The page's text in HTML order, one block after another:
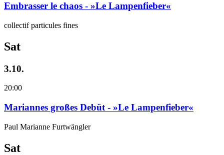
Embrasser le chaos - »Le Lampenfieber«
collectif particules fines
Sat
3.10.
20:00
Mariannes großes Debüt - »Le Lampenfieber«
Paul Marianne Furtwängler
Sat